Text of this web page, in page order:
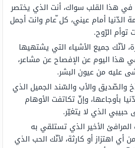
في هذا القلب سواك، أنت الذي يختصر
الدّنيا أمام عيني، كل ّعام وانت أجمل
توأم الرّوح.
لأنّك جميع الأشياء التي يشتهيها
هذا اليوم عن الإفصاح عن مشاعر،
عليه من عيون البشر.
والصّديق والأب والسّند الجميل الذي
بأوجاعها، وإنّ تكاتفت الأوهام
الذي لا يتغيّر.
المرافئ الأخير الذي تستلقي به
اهتزاز أو كارثة، لأنّك الحب الذي